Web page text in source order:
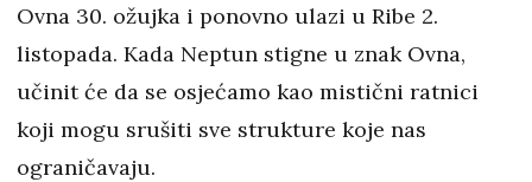
Ovna 30. ožujka i ponovno ulazi u Ribe 2.
listopada. Kada Neptun stigne u znak Ovna,
učinit će da se osjećamo kao mistični ratnici
koji mogu srušiti sve strukture koje nas
ograničavaju.